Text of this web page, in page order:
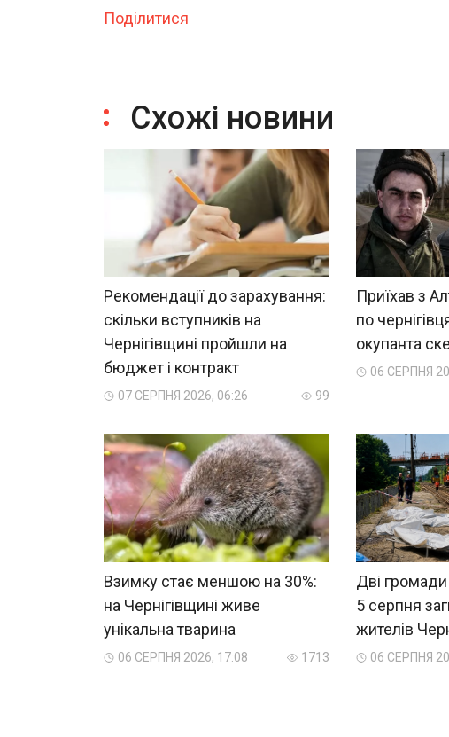
Поділитися
Схожі новини
Рекомендації до зарахування:
скільки вступників на
Чернігівщині пройшли на
бюджет і контракт
07 СЕРПНЯ 2026, 06:26 99
Приїхав з
по
окупанта
06 СЕРПНЯ
Взимку стає меншою на 30%:
на Чернігівщині живе
унікальна тварина
06 СЕРПНЯ 2026, 17:08 1713
Дві громади
5 серпня
жителів
06 СЕРПНЯ